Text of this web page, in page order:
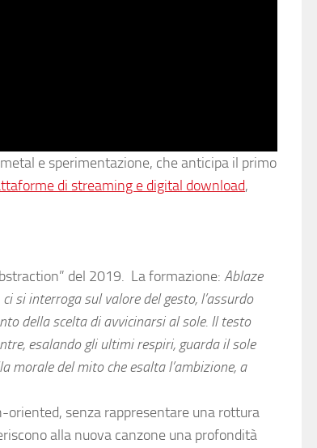
e sperimentazione, che anticipa il primo
di streaming e digital download,
del 2019. La formazione: Ablaze
si interroga sul valore del gesto, l’assurdo
della scelta di avvicinarsi al sole. Il testo
esalando gli ultimi respiri, guarda il sole
morale del mito che esalta l’ambizione, a
oriented, senza rappresentare una rottura
alla nuova canzone una profondità